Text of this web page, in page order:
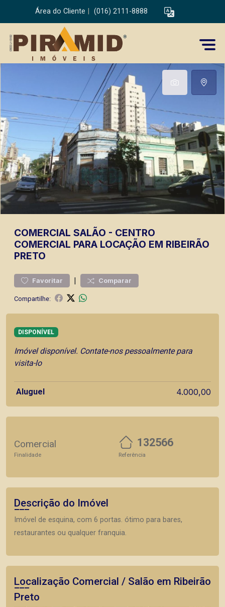
Área do Cliente (016) 2111-8888
COMERCIAL SALÃO - CENTRO
COMERCIAL PARA LOCAÇÃO EM RIBEIRÃO
PRETO
Favoritar | Comparar
Compartilhe:
DISPONÍVEL
Imóvel disponível. Contate-nos pessoalmente para
visita-lo
Aluguel 4.000,00
Comercial
Finalidade
132566
Referência
Descrição do Imóvel
Imóvel de esquina, com 6 portas. ótimo para bares,
restaurantes ou qualquer franquia.
Localização Comercial / Salão em Ribeirão
Preto